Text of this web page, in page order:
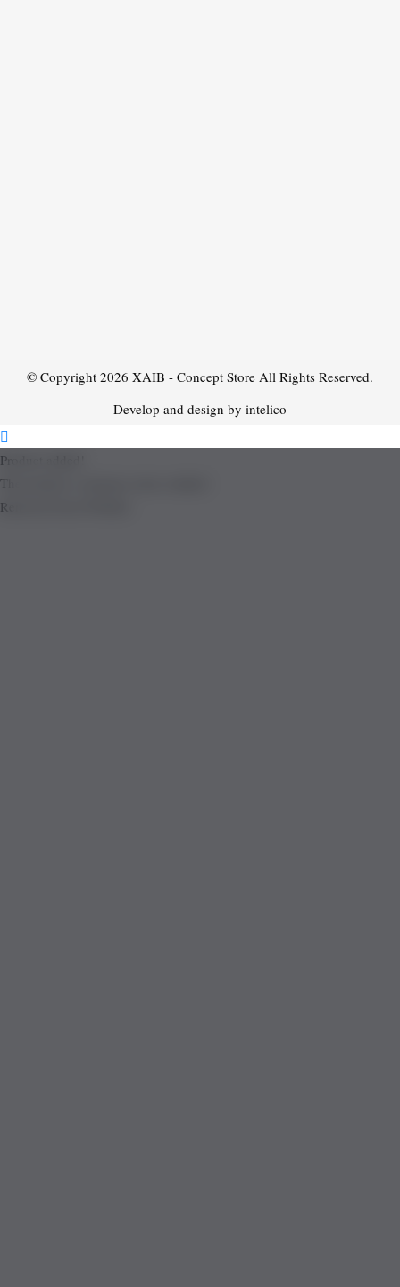
© Copyright 2026 XAIB - Concept Store All Rights Reserved.
Develop and design by intelico
Product added!
The product is already in the wishlist!
Removed from Wishlist